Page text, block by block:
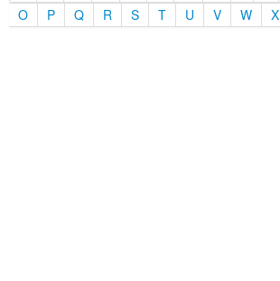
O
P Q R S T U V W X